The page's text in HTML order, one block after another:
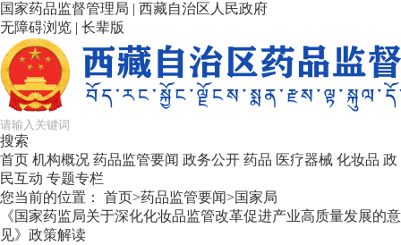
国家药品监督管理局 | 西藏自治区人民政府
无障碍浏览 | 长辈版
搜索
首页 机构概况 药品监管要闻 政务公开 药品 医疗器械 化妆品 政
民互动 专题专栏
您当前的位置： 首页>药品监管要闻>国家局
《国家药监局关于深化化妆品监管改革促进产业高质量发展的意
见》政策解读